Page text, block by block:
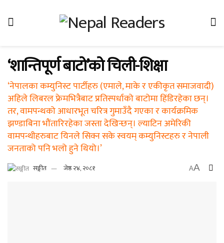
‘शान्तिपूर्ण बाटो’को चिली-शिक्षा
‘नेपालका कम्युनिस्ट पार्टीहरु (एमाले, माके र एकीकृत समाजवादी)
अहिले लिबरल फ्रेमभित्रैबाट प्रतिस्पर्धाको बाटोमा हिंडिरहेका छन्।
तर, वामपन्थको आधारभूत चरित्र गुमाउँदै गएका र कार्यक्रमिक
झण्डाबिना भौंतारिरहेका जस्ता देखिन्छन्। ल्याटिन अमेरिकी
वामपन्थीहरुबाट यिनले सिक्न सके स्वयम् कम्युनिस्टहरु र नेपाली
जनताको पनि भलो हुने थियो।’
सङ्गीत जेष्ठ २४, २०८१ AA